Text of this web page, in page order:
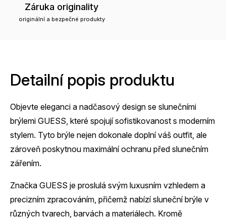
Záruka originality
originální a bezpečné produkty
Detailní popis produktu
Objevte eleganci a nadčasový design se slunečními
brýlemi GUESS, které spojují sofistikovanost s moderním
stylem. Tyto brýle nejen dokonale doplní váš outfit, ale
zároveň poskytnou maximální ochranu před slunečním
zářením.
Značka GUESS je proslulá svým luxusním vzhledem a
precizním zpracováním, přičemž nabízí sluneční brýle v
různých tvarech, barvách a materiálech. Kromě